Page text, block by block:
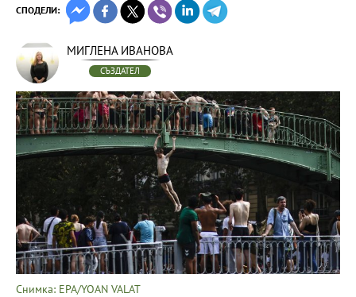
СПОДЕЛИ:
МИГЛЕНА ИВАНОВА
СЪЗДАТЕЛ
Снимка: EPA/YOAN VALAT